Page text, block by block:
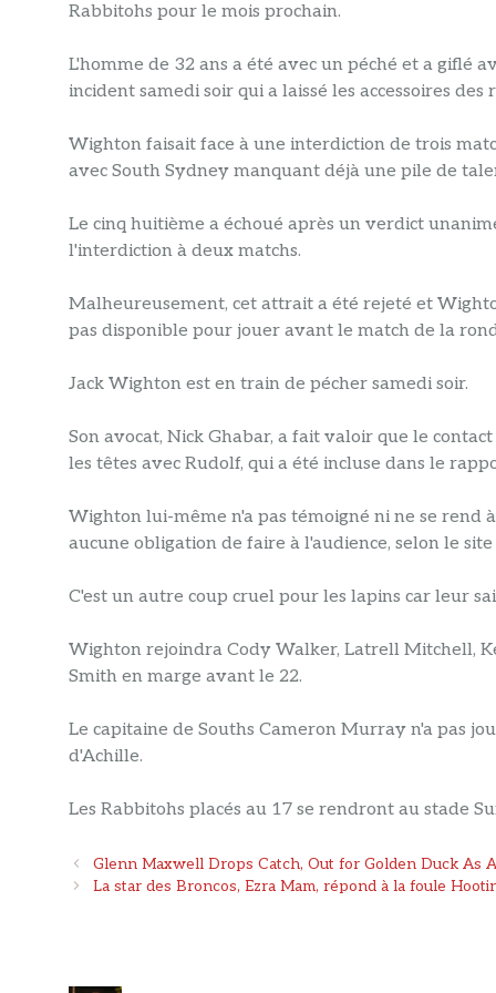
Rabbitohs pour le mois prochain.
L'homme de 32 ans a été avec un péché et a giflé
incident samedi soir qui a laissé les accessoires
Wighton faisait face à une interdiction de trois
avec South Sydney manquant déjà une pile de
Le cinq huitième a échoué après un verdict
l'interdiction à deux matchs.
Malheureusement, cet attrait a été rejeté et
pas disponible pour jouer avant le match de la
Jack Wighton est en train de pécher samedi soir.
Son avocat, Nick Ghabar, a fait valoir que le
les têtes avec Rudolf, qui a été incluse dans le
Wighton lui-même n'a pas témoigné ni ne se rend
aucune obligation de faire à l'audience, selon le
C'est un autre coup cruel pour les lapins car leur
Wighton rejoindra Cody Walker, Latrell Mitchell,
Smith en marge avant le 22.
Le capitaine de Souths Cameron Murray n'a pas
d'Achille.
Les Rabbitohs placés au 17 se rendront au stade
Navigation
des
Glenn Maxwell Drops Catch, Out for Golden Duck As
La star des Broncos, Ezra Mam, répond à la foule